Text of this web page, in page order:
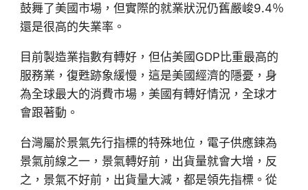
鼓舞了美國市場，但實際的就業狀況仍舊嚴峻9.4％
還是很高的失業率。
目前製造業指數有轉好，但佔美國GDP比重最高的
服務業，復甦跡象緩慢，這是美國經濟的隱憂，身
為全球最大的消費市場，美國有轉好情況，全球才
會跟著動。
台灣屬於景氣先行指標的特殊地位，電子供應鍊為
景氣前線之一，景氣轉好前，出貨量就會大增，反
之，景氣不好前，出貨量大減，都是領先指標。從